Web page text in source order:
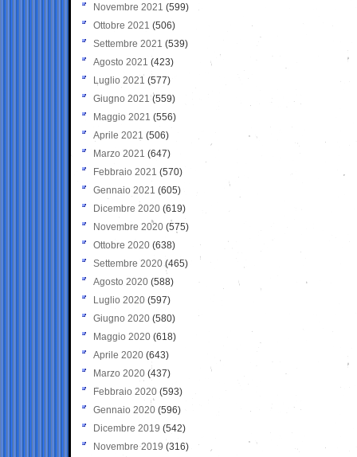
Novembre 2021 (599)
Ottobre 2021 (506)
Settembre 2021 (539)
Agosto 2021 (423)
Luglio 2021 (577)
Giugno 2021(559)
Maggio 2021 (556)
Aprile 2021 (506)
Marzo 2021 (647)
Febbraio 2021 (570)
Gennaio 2021 (605)
Dicembre 2020 (619)
Novembre 2020 (575)
Ottobre 2020 (638)
Settembre 2020(465)
Agosto 2020 (588)
Luglio 2020 (597)
Giugno 2020 (580)
Maggio 2020 (618)
Aprile 2020 (643)
Marzo 2020 (437)
Febbraio 2020 (593)
Gennaio 2020 (596)
Dicembre 2019 (542)
Novembre 2019 (316)